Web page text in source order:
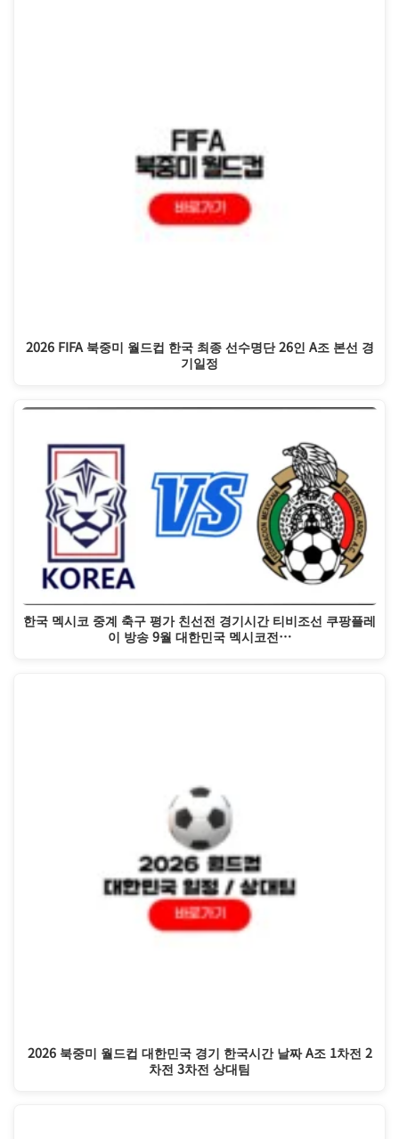
2026 FIFA 북중미 월드컵 한국 최종 선수명단 26인 A조 본선 경
기일정
한국 멕시코 중계 축구 평가 친선전 경기시간 티비조선 쿠팡플레
이 방송 9월 대한민국 멕시코전…
2026 북중미 월드컵 대한민국 경기 한국시간 날짜 A조 1차전 2
차전 3차전 상대팀